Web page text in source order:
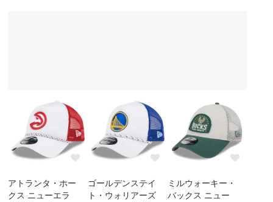
アトランタ・ホー
クス ニューエラ
ゴールデンステイ
ト・ウォリアーズ
ミルウォーキー・
バックス ニュー